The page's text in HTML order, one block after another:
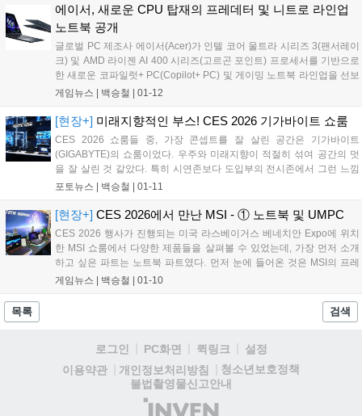
시리즈로 구성된다. 모든 모델은 Windows 11 기반 코파일럿+ PC 환경
과 온디바이스 AI 성능을 바탕으로, 학습·업무·콘텐츠 제작·크리에이티
브 작업 전반에서 한층 진화한 사용자 경험을 제공한다....
에이서, 새로운 CPU 탑재의 프레데터 및 니트로 라인업
노트북 공개
글로벌 PC 제조사 에이서(Acer)가 인텔 코어 울트라 시리즈 3(팬서레이
크) 및 AMD 라이젠 AI 400 시리즈(고르곤 포인트) 프로세서를 기반으로
한 새로운 코파일럿+ PC(Copilot+ PC) 및 게이밍 노트북 라인업을 선보
이며 AI PC 시장 공략을 본격화했다. 이번에 공개된 제품군은 프리미엄
V 16S AI를 비롯해, 슬림&경량 노트북 스위프트 고 16 AI, 메인스트림 노
텔과 AMD 양대 AI 플랫폼을 모두 아우르는 포트폴리오를 통해 게이머,
크리에이터, 학생, 직장인 등 다양한 사용자층의 니즈에 대응한다....
게임뉴스 | 백승철 | 01-12
[현장+] 미래지향적인 부스! CES 2026 기가바이트 쇼룸
CES 2026 쇼룸들 중, 가장 콘셉트를 잘 살린 공간은 기가바이트
(GIGABYTE)의 쇼룸이었다. 우주와 미래지향이 적절히 섞여 공간의 멋
을 잘 살린 것 같았다. 특히 시연존보다 도입부의 전시존에서 그런 느낌
이 많이 났는데, 사방이 거울이라 사진을 찍는 입장에서는 좀 불편했지
것이 꽤 인상적이었다....
포토뉴스 | 백승철 | 01-11
[현장+] CES 2026에서 만난 MSI - ① 노트북 및 UMPC
CES 2026 행사가 진행되는 미국 라스베이거스 베네치안 Expo에 위치
한 MSI 쇼룸에서 다양한 제품들을 살펴볼 수 있었는데, 가장 먼저 소개
하고 싶은 파트는 노트북 파트였다. 먼저 눈에 들어온 것은 MSI의 프레
스티지 라인업(Prestige). 다음은 게이밍 라인업의 제품들을 만나볼 수
게임뉴스 | 백승철 | 01-10
목록 검색
로그인 PC화면 퀵링크
설정
이용약관
개인정보처리방침
청소년보호정책
불법촬영물신고안내
(주)